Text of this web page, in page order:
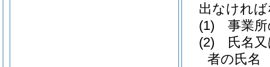
出なけれ
(1)
事業
(2)
氏名
者の氏名